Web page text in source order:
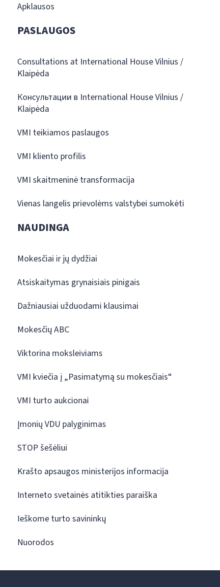
Apklausos
PASLAUGOS
Consultations at International House Vilnius /
Klaipėda
Консультации в International House Vilnius /
Klaipėda
VMI teikiamos paslaugos
VMI kliento profilis
VMI skaitmeninė transformacija
Vienas langelis prievolėms valstybei sumokėti
NAUDINGA
Mokesčiai ir jų dydžiai
Atsiskaitymas grynaisiais pinigais
Dažniausiai užduodami klausimai
Mokesčių ABC
Viktorina moksleiviams
VMI kviečia į „Pasimatymą su mokesčiais“
VMI turto aukcionai
Įmonių VDU palyginimas
STOP šešėliui
Krašto apsaugos ministerijos informacija
Interneto svetainės atitikties paraiška
Ieškome turto savininkų
Nuorodos